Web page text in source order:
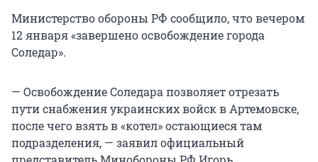
Министерство обороны РФ сообщило, что вечером
12 января «завершено освобождение города
Соледар».
— Освобождение Соледара позволяет отрезать
пути снабжения украинских войск в Артемовске,
после чего взять в «котел» остающиеся там
подразделения, — заявил официальный